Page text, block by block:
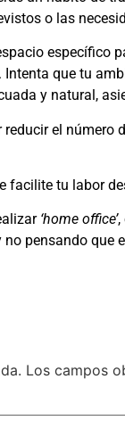
o las
específico
que tu
y natural,
reducir el número
facilite tu labor
‘home office’,
pensando que
Los campos